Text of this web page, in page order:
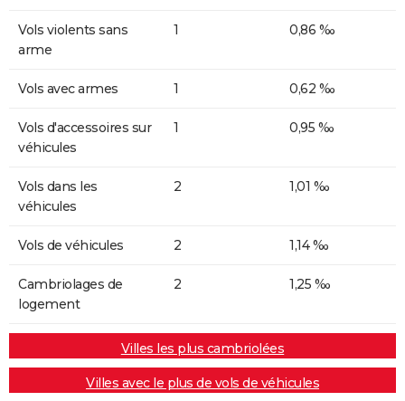
Vols violents sans
arme
1 0,86 ‰
Vols avec armes 1 0,62 ‰
Vols d'accessoires sur
véhicules
1 0,95 ‰
Vols dans les
véhicules
2 1,01 ‰
Vols de véhicules 2 1,14 ‰
Cambriolages de
logement
2 1,25 ‰
Villes les plus cambriolées
Villes avec le plus de vols de véhicules